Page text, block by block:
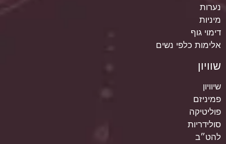
נערות
מיניות
דימוי גוף
אלימות כלפי נשים
שוויון
שיוויון
פמיניזם
פוליטיקה
סולידריות
להט״ב